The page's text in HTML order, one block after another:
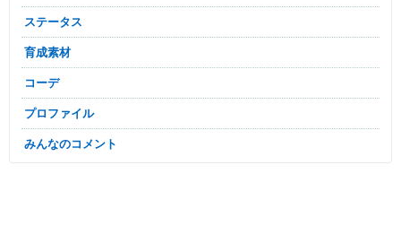
ステータス
育成素材
コーデ
プロファイル
みんなのコメント